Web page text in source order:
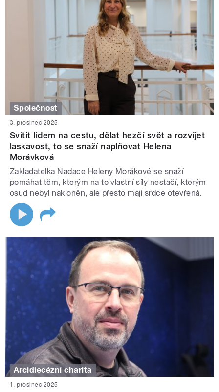
Společnost
3. prosinec 2025
Svítit lidem na cestu, dělat hezčí svět a rozvíjet
laskavost, to se snaží naplňovat Helena
Morávková
Zakladatelka Nadace Heleny Morákové se snaží
pomáhat těm, kterým na to vlastní síly nestačí, kterým
osud nebyl nakloněn, ale přesto mají srdce otevřená.
Arcidiecézní charita
1. prosinec 2025